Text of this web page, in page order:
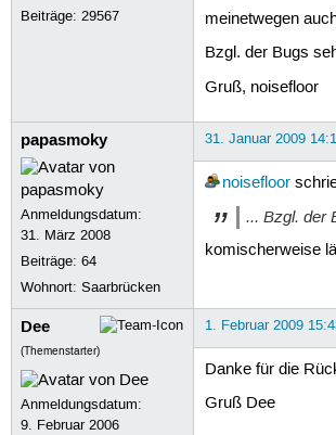
Beiträge:29567
meinetwegen
Bzgl. der Bugs
Gruß, noisefloor
papasmoky
Anmeldungsdatum:
31. März 2008
Beiträge:64
Wohnort: Saarbrücken
31. Januar 2009
noisefloor
... Bzgl. der
komischerweise
Dee
(Themenstarter)
Anmeldungsdatum:
9. Februar 2006
1. Februar 2009
Danke für die
Gruß Dee